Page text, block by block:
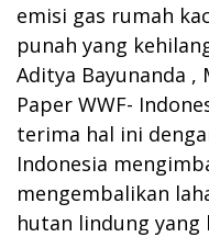
emisi gas rumah
punah yang
Aditya Bayunanda ,
Paper WWF-
terima hal ini
Indonesia
mengembalikan
hutan lindung yang